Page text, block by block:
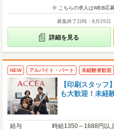
※ こちらの求人はWEB応
募集終了日時：8月25日
詳細を見る
NEW アルバイト・パート 未経験者歓迎
【印刷スタッ
も大歓迎！未経
給与
時給1350～1688円以